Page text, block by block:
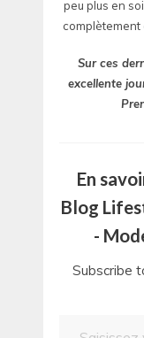
peu plus en
complètement
Sur ces
excellente
En
Blog
-
Subscribe